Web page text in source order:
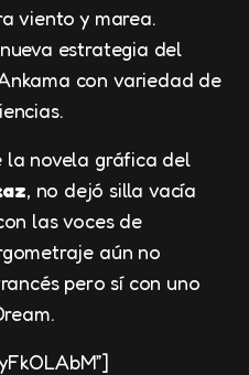
viento y marea.
estrategia del
con variedad de
novela gráfica del
, no dejó silla vacía
las voces de
aún no
pero sí con uno